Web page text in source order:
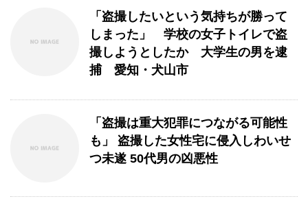
「盗撮したいという気持ちが勝って
しまった」 学校の女子トイレで盗
撮しようとしたか 大学生の男を逮
捕 愛知・犬山市
「盗撮は重大犯罪につながる可能性
も」 盗撮した女性宅に侵入しわいせ
つ未遂 50代男の凶悪性